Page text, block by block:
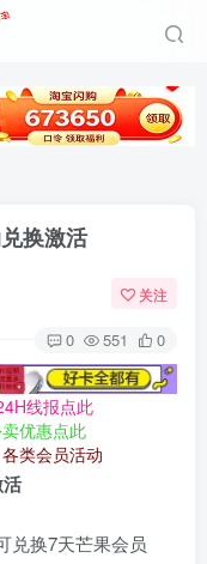
换激活
关注
0 551 0
线报点此
优惠点此
各类会员活动
兑换7天芒果会员